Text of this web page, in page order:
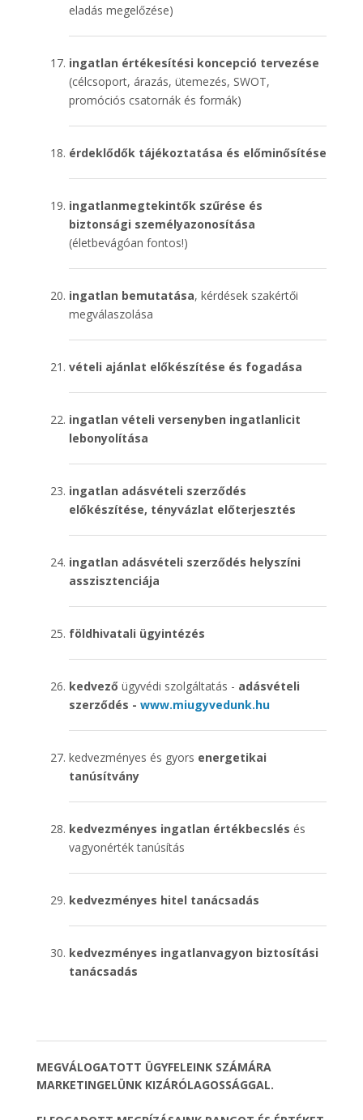
eladás megelőzése)
ingatlan értékesítési koncepció tervezése
(célcsoport, árazás, ütemezés, SWOT,
promóciós csatornák és formák)
érdeklődők tájékoztatása és előminősítése
ingatlanmegtekintők szűrése és
biztonsági személyazonosítása
(életbevágóan fontos!)
ingatlan bemutatása, kérdések szakértői
megválaszolása
vételi ajánlat előkészítése és fogadása
ingatlan vételi versenyben ingatlanlicit
lebonyolítása
ingatlan adásvételi szerződés
előkészítése, tényvázlat előterjesztés
ingatlan adásvételi szerződés helyszíni
asszisztenciája
földhivatali ügyintézés
kedvező ügyvédi szolgáltatás - adásvételi
szerződés - www.miugyvedunk.hu
kedvezményes és gyors energetikai
tanúsítvány
kedvezményes ingatlan értékbecslés és
vagyonérték tanúsítás
kedvezményes hitel tanácsadás
kedvezményes ingatlanvagyon biztosítási
tanácsadás
MEGVÁLOGATOTT ÜGYFELEINK SZÁMÁRA
MARKETINGELÜNK KIZÁRÓLAGOSSÁGGAL.